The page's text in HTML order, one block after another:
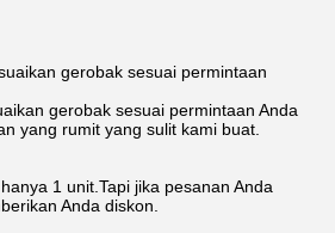
gerobak sesuai permintaan
gerobak sesuai permintaan Anda
yang rumit yang sulit kami buat.
1 unit.Tapi jika pesanan Anda
Anda diskon.